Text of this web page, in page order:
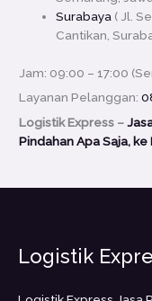
Surabaya ( Jl.
Cantikan,
Jam: 09:00 – 17:00
Layanan Pelanggan:
Logistik Express –
Pindahan Apa Saja,
Logistik